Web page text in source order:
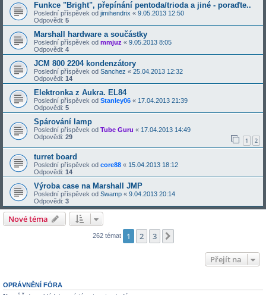
Funkce "Bright", přepínání pentoda/trioda a jiné - poraďte..
Poslední příspěvek od jimihendrix « 9.05.2013 12:50
Odpovědi: 5
Marshall hardware a součástky
Poslední příspěvek od mmjuz « 9.05.2013 8:05
Odpovědi: 4
JCM 800 2204 kondenzátory
Poslední příspěvek od Sanchez « 25.04.2013 12:32
Odpovědi: 14
Elektronka z Aukra. EL84
Poslední příspěvek od Stanley06 « 17.04.2013 21:39
Odpovědi: 5
Spárování lamp
Poslední příspěvek od Tube Guru « 17.04.2013 14:49
Odpovědi: 29 1 2
turret board
Poslední příspěvek od core88 « 15.04.2013 18:12
Odpovědi: 14
Výroba case na Marshall JMP
Poslední příspěvek od Swamp « 9.04.2013 20:14
Odpovědi: 3
Nové téma
262 témat 1 2 3
Přejít na
OPRÁVNĚNÍ FÓRA